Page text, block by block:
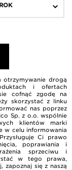
ROK
otrzymywanie drogą
i ofertach
cofnąć zgodę na
skorzystać z linku
nas poprzez
Sp. z o.o. wspólnie
klientów marki
w celu informowania
Ci prawo
poprawiania i
sprzeciwu i
w tego prawa,
zapoznaj się z naszą